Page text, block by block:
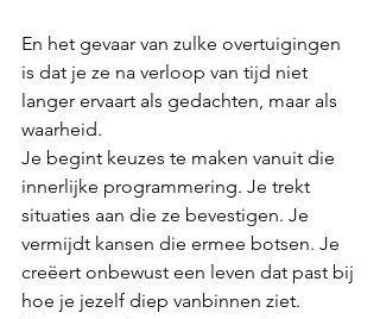
En het gevaar van zulke overtuigingen
is dat je ze na verloop van tijd niet
langer ervaart als gedachten, maar als
waarheid.
Je begint keuzes te maken vanuit die
innerlijke programmering. Je trekt
situaties aan die ze bevestigen. Je
vermijdt kansen die ermee botsen. Je
creëert onbewust een leven dat past bij
hoe je jezelf diep vanbinnen ziet.